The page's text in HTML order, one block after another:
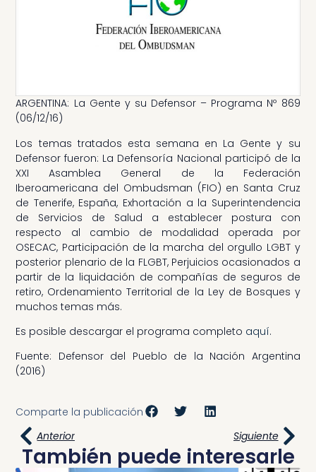
ARGENTINA: La Gente y su Defensor – Programa Nº 869
(06/12/16)
Los temas tratados esta semana en La Gente y su
Defensor fueron: La Defensoría Nacional participó de la
XXI Asamblea General de la Federación
Iberoamericana del Ombudsman (FIO) en Santa Cruz
de Tenerife, España, Exhortación a la Superintendencia
de Servicios de Salud a establecer postura con
respecto al cambio de modalidad operada por
OSECAC, Participación de la marcha del orgullo LGBT y
posterior plenario de la FLGBT, Perjuicios ocasionados a
partir de la liquidación de compañías de seguros de
retiro, Ordenamiento Territorial de la Ley de Bosques y
muchos temas más.
Es posible descargar el programa completo aquí.
Fuente: Defensor del Pueblo de la Nación Argentina
(2016)
Comparte la publicación
Anterior
Siguiente
También puede interesarle